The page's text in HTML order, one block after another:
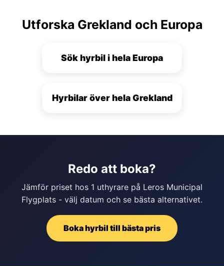
Utforska Grekland och Europa
Sök hyrbil i hela Europa
Hyrbilar över hela Grekland
Redo att boka?
Jämför priset hos 1 uthyrare på Leros Municipal
Flygplats - välj datum och se bästa alternativet.
Boka hyrbil till bästa pris